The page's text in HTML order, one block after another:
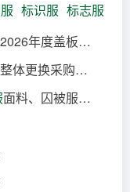
标识服 标志服
中节能国祯望江国祯水务有限公司2026年度盖板涂刷有限空间
11小时前
购项目零散采购公告
18小时前
面料、囚被服、鞋袜采购项目公开招标公告